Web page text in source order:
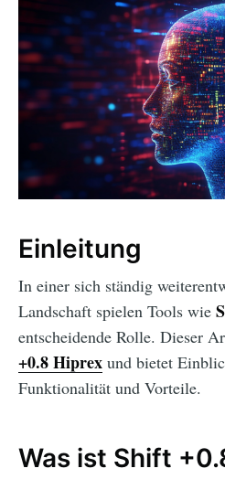
Einleitung
In einer sich ständig
Landschaft spielen Tools wie
entscheidende Rolle. Dieser
+0.8 Hiprex und bietet
Funktionalität und Vorteile.
Was ist Shift